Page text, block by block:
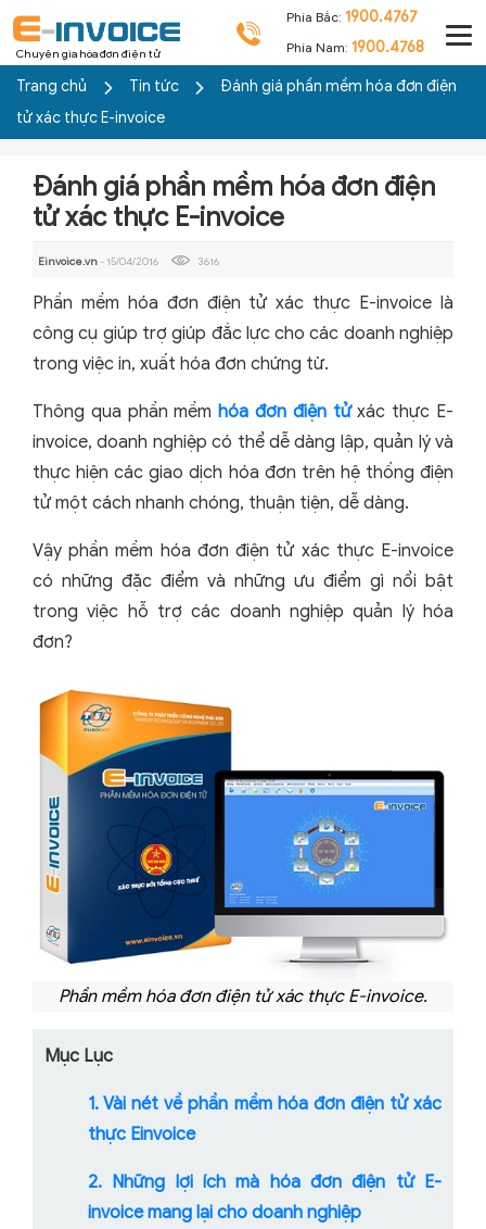
Chuyên gia hóa đơn điện tử
Phía Bắc: 1900.4767
Phía Nam: 1900.4768
Trang chủ Tin tức
Đánh giá phần mềm hóa đơn điện
tử xác thực E-invoice
Đánh giá phần mềm hóa đơn điện
tử xác thực E-invoice
Einvoice.vn- 15/04/2016 3616
Phần mềm hóa đơn điện tử xác thực E-invoice là
công cụ giúp trợ giúp đắc lực cho các doanh nghiệp
trong việc in, xuất hóa đơn chứng từ.
Thông qua phần mềmhóa đơn điện tửxác thực E-
invoice, doanh nghiệp có thể dễ dàng lập, quản lý và
thực hiện các giao dịch hóa đơn trên hệ thống điện
tử một cách nhanh chóng, thuận tiện, dễ dàng.
Vậy phần mềm hóa đơn điện tử xác thực E-invoice
có những đặc điểm và những ưu điểm gì nổi bật
trong việc hỗ trợ các doanh nghiệp quản lý hóa
đơn?
Phần mềm hóa đơn điện tử xác thực E-invoice.
Mục Lục
1. Vài nét về phần mềm hóa đơn điện tử xác
thực Einvoice
2. Những lợi ích mà hóa đơn điện tử E-
invoice mang lại cho doanh nghiệp